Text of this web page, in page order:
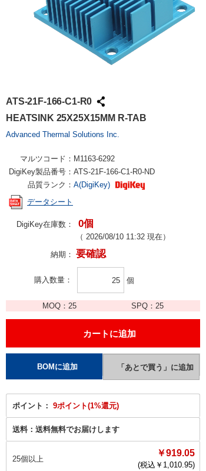
ATS-21F-166-C1-R0
HEATSINK 25X25X15MM R-TAB
Advanced Thermal Solutions Inc.
マルツコード： M1163-6292
DigiKey製品番号： ATS-21F-166-C1-R0-ND
品質ランク： A(DigiKey)
データシート
DigiKey在庫数： 0個
（ 2026/08/10 11:32 現在）
納期： 要確認
購入数量 個
MOQ： 25 SPQ：25
ポイント： 9ポイント(1%還元)
送料： 送料無料でお届けします
25個以上
￥919.05
(税込￥ 1,010.95)